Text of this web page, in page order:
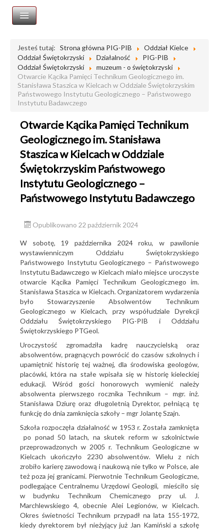
Dyrekcja
Historia oddziału
Działalność
Kontakt i lokalizacja
Centralne Archiwum Geologiczne
Biblioteka Geologiczna
Muzeum Geologiczne
Przetargi
Oferty pracy
Linki
Jesteś tutaj: Strona główna PIG-PIB
Oddział Kielce
Oddział Świętokrzyski
Działalność
PIG-PIB
Oddział Świętokrzyski
muzeum - o świętokrzyski
Otwarcie Kącika Pamięci Technikum Geologicznego im.
Stanisława Staszica w Kielcach w Oddziale Świętokrzyskim
Państwowego Instytutu Geologicznego – Państwowego
Instytutu Badawczego
Otwarcie Kącika Pamięci Technikum
Geologicznego im. Stanisława
Staszica w Kielcach w Oddziale
Świętokrzyskim Państwowego
Instytutu Geologicznego –
Państwowego Instytutu Badawczego
Opublikowano 22 październik 2024
W sobotę, 19 października 2024 roku, w pawilonie
wystawienniczym Oddziału Świętokrzyskiego
Państwowego Instytutu Geologicznego – Państwowego
Instytutu Badawczego w Kielcach miało miejsce uroczyste
otwarcie Kącika Pamięci Technikum Geologicznego im.
Stanisława Staszica w Kielcach. Organizatorem wydarzenia
było Stowarzyszenie Absolwentów Technikum
Geologicznego w Kielcach, przy współudziale Dyrekcji
Oddziału Świętokrzyskiego PIG-PIB i Oddziału
Świętokrzyskiego PTGeol.
Uroczystość zgromadziła kadrę nauczycielską oraz
absolwentów, pragnących powrócić do czasów szkolnych i
upamiętnić historię tej ważnej, dla środowiska geologów,
placówki, która na stałe wpisała się w historię kieleckiej
edukacji. Wśród gości honorowych wymienić należy
absolwenta pierwszego rocznika Technikum – mgr. inż.
Stanisława Dziurę oraz długoletnią Dyrektor, pełniącą tę
funkcję do dnia zamknięcia szkoły – mgr Jolantę Szajn.
Szkoła rozpoczęła działalność w 1953 r. Została zamknięta
po ponad 50 latach, na skutek reform w szkolnictwie
przeprowadzonych w 2005 r. Technikum Geologiczne w
Kielcach ukończyło 2230 absolwentów. Wielu z nich
zrobiło karierę zawodową i naukową nie tylko w Polsce, ale
też poza jej granicami. Pierwotnie Technikum Geologiczne,
podlegające Centralnemu Urzędowi Geologii, mieściło się
w budynku Technikum Chemicznego przy ul. J.
Marchlewskiego 4, obecnie Alei Legionów, w Kielcach.
Okres świetności Technikum przypadł na lata 155-1972,
kiedy dyrektorem był nieżyjący już Jan Kamiński a szkołę